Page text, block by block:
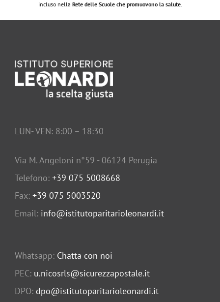
incluso nella Rete delle Scuole che promuovono la salute.
LUN- VEN: 8:00 – 18:30
Via M. Angeloni n°59 - 06124 Perugia
Telefono: +39 075 5008668
Fax: +39 075 5003520
Email: info@istitutoparitarioleonardi.it
Whatsapp: Chatta con noi
PEC: u.nicosrls@sicurezzapostale.it
DPO: dpo@istitutoparitarioleonardi.it